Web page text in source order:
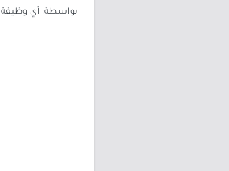
بواسطة: أي وظيفة